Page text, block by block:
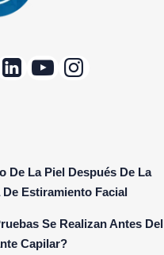
De La Piel Después De La
Estiramiento Facial
Se Realizan Antes Del
Capilar?